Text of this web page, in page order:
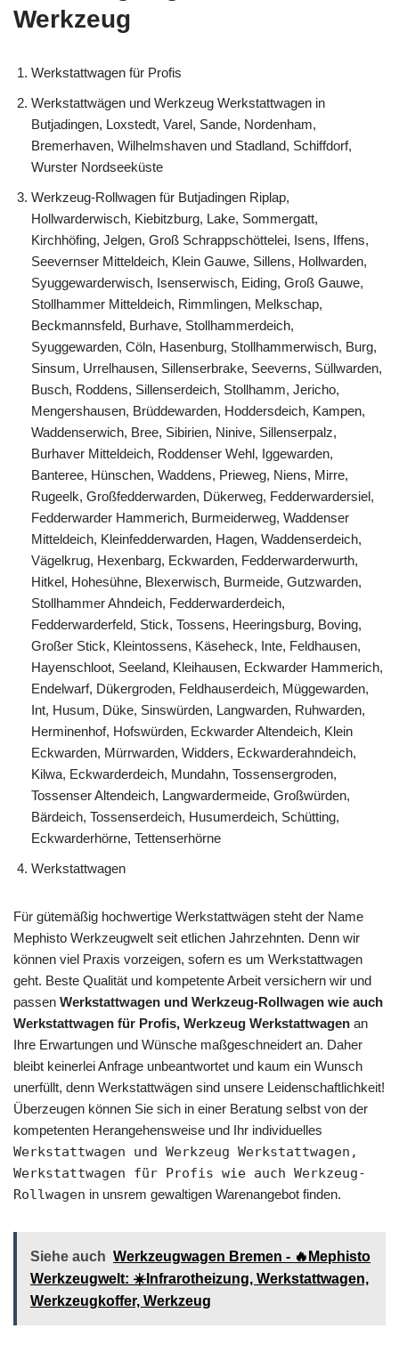
Werkzeug
Werkstattwagen für Profis
Werkstattwägen und Werkzeug Werkstattwagen in
Butjadingen, Loxstedt, Varel, Sande, Nordenham,
Bremerhaven, Wilhelmshaven und Stadland, Schiffdorf,
Wurster Nordseeküste
Werkzeug-Rollwagen für Butjadingen Riplap,
Hollwarderwisch, Kiebitzburg, Lake, Sommergatt,
Kirchhöfing, Jelgen, Groß Schrappschöttelei, Isens, Iffens,
Seevernser Mitteldeich, Klein Gauwe, Sillens, Hollwarden,
Syuggewarderwisch, Isenserwisch, Eiding, Groß Gauwe,
Stollhammer Mitteldeich, Rimmlingen, Melkschap,
Beckmannsfeld, Burhave, Stollhammerdeich,
Syuggewarden, Cöln, Hasenburg, Stollhammerwisch, Burg,
Sinsum, Urrelhausen, Sillenserbrake, Seeverns, Süllwarden,
Busch, Roddens, Sillenserdeich, Stollhamm, Jericho,
Mengershausen, Brüddewarden, Hoddersdeich, Kampen,
Waddenserwich, Bree, Sibirien, Ninive, Sillenserpalz,
Burhaver Mitteldeich, Roddenser Wehl, Iggewarden,
Banteree, Hünschen, Waddens, Prieweg, Niens, Mirre,
Rugeelk, Großfedderwarden, Dükerweg, Fedderwardersiel,
Fedderwarder Hammerich, Burmeiderweg, Waddenser
Mitteldeich, Kleinfedderwarden, Hagen, Waddenserdeich,
Vägelkrug, Hexenbarg, Eckwarden, Fedderwarderwurth,
Hitkel, Hohesühne, Blexerwisch, Burmeide, Gutzwarden,
Stollhammer Ahndeich, Fedderwarderdeich,
Fedderwarderfeld, Stick, Tossens, Heeringsburg, Boving,
Großer Stick, Kleintossens, Käseheck, Inte, Feldhausen,
Hayenschloot, Seeland, Kleihausen, Eckwarder Hammerich,
Endelwarf, Dükergroden, Feldhauserdeich, Müggewarden,
Int, Husum, Düke, Sinswürden, Langwarden, Ruhwarden,
Herminenhof, Hofswürden, Eckwarder Altendeich, Klein
Eckwarden, Mürrwarden, Widders, Eckwarderahndeich,
Kilwa, Eckwarderdeich, Mundahn, Tossensergroden,
Tossenser Altendeich, Langwardermeide, Großwürden,
Bärdeich, Tossenserdeich, Husumerdeich, Schütting,
Eckwarderhörne, Tettenserhörne
Werkstattwagen
Für gütemäßig hochwertige Werkstattwägen steht der Name
Mephisto Werkzeugwelt seit etlichen Jahrzehnten. Denn wir
können viel Praxis vorzeigen, sofern es um Werkstattwagen
geht. Beste Qualität und kompetente Arbeit versichern wir und
passen Werkstattwagen und Werkzeug-Rollwagen wie auch
Werkstattwagen für Profis, Werkzeug Werkstattwagen an
Ihre Erwartungen und Wünsche maßgeschneidert an. Daher
bleibt keinerlei Anfrage unbeantwortet und kaum ein Wunsch
unerfüllt, denn Werkstattwägen sind unsere Leidenschaftlichkeit!
Überzeugen können Sie sich in einer Beratung selbst von der
kompetenten Herangehensweise und Ihr individuelles
Werkstattwagen und Werkzeug Werkstattwagen,
Werkstattwagen für Profis wie auch Werkzeug-
Rollwagen in unsrem gewaltigen Warenangebot finden.
Siehe auch Werkzeugwagen Bremen - 🔥Mephisto
Werkzeugwelt: ☀️Infrarotheizung, Werkstattwagen,
Werkzeugkoffer, Werkzeug